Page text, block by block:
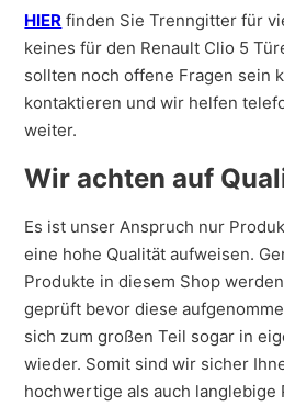
HIER finden Sie Trenngitter für
keines für den Renault Clio 5
sollten noch offene Fragen sein
kontaktieren und wir helfen
weiter.
Wir achten auf
Es ist unser Anspruch nur
eine hohe Qualität aufweisen.
Produkte in diesem Shop
geprüft bevor diese
sich zum großen Teil sogar in
wieder. Somit sind wir sicher
hochwertige als auch langlebige